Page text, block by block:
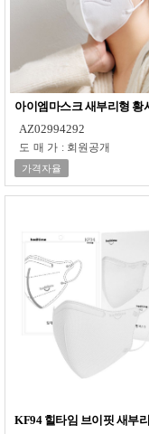
아이엠마스크 새부리형 황
AZ02994292
도매가 : 회원공개
가격자율
KF94 힐타임 브이핏 새부